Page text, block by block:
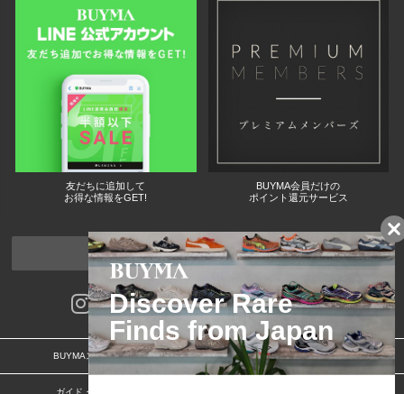
友だちに追加して
お得な情報をGET!
BUYMA会員だけの
ポイント還元サービス
ページトップへ
BUYMAスタートガイド 安心への取り組み
ガイド・お問い合わせ